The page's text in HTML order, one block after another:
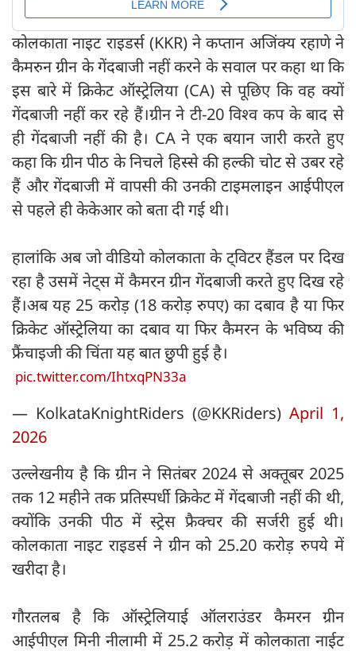
कोलकाता नाइट राइडर्स (KKR) ने कप्तान अजिंक्य रहाणे ने
कैमरुन ग्रीन के गेंदबाजी नहीं करने के सवाल पर कहा था कि
इस बारे में क्रिकेट ऑस्ट्रेलिया (CA) से पूछिए कि वह क्यों
गेंदबाजी नहीं कर रहे हैं।ग्रीन ने टी-20 विश्व कप के बाद से
ही गेंदबाजी नहीं की है। CA ने एक बयान जारी करते हुए
कहा कि ग्रीन पीठ के निचले हिस्से की हल्की चोट से उबर रहे
हैं और गेंदबाजी में वापसी की उनकी टाइमलाइन आईपीएल
से पहले ही केकेआर को बता दी गई थी।
हालांकि अब जो वीडियो कोलकाता के ट्विटर हैंडल पर दिख
रहा है उसमें नेट्स में कैमरन ग्रीन गेंदबाजी करते हुए दिख रहे
हैं।अब यह 25 करोड़ (18 करोड़ रुपए) का दबाव है या फिर
क्रिकेट ऑस्ट्रेलिया का दबाव या फिर कैमरन के भविष्य की
फ्रैंचाइजी की चिंता यह बात छुपी हुई है।
pic.twitter.com/IhtxqPN33a
— KolkataKnightRiders (@KKRiders) April 1,
2026
उल्लेखनीय है कि ग्रीन ने सितंबर 2024 से अक्तूबर 2025
तक 12 महीने तक प्रतिस्पर्धी क्रिकेट में गेंदबाजी नहीं की थी,
क्योंकि उनकी पीठ में स्ट्रेस फ्रैक्चर की सर्जरी हुई थी।
कोलकाता नाइट राइडर्स ने ग्रीन को 25.20 करोड़ रुपये में
खरीदा है।
गौरतलब है कि ऑस्ट्रेलियाई ऑलराउंडर कैमरन ग्रीन
आईपीएल मिनी नीलामी में 25.2 करोड़ में कोलकाता नाईट